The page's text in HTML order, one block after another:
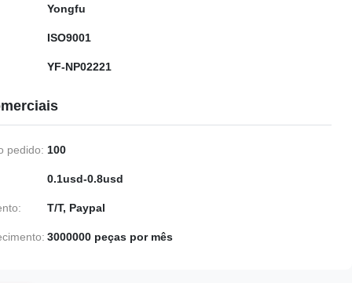
Yongfu
ISO9001
YF-NP02221
pedido: 100
0.1usd-0.8usd
T/T, Paypal
3000000 peças por mês